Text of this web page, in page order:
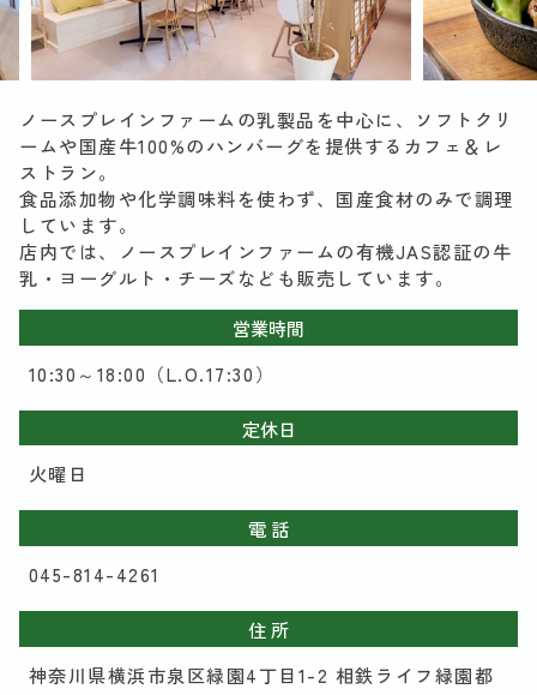
ノースプレインファームの乳製品を中心に、ソフトクリ
ームや国産牛100%のハンバーグを提供するカフェ＆レ
ストラン。
食品添加物や化学調味料を使わず、国産食材のみで調理
しています。
店内では、ノースプレインファームの有機JAS認証の牛
乳・ヨーグルト・チーズなども販売しています。
営業時間
10:30～18:00（L.O.17:30）
定休日
火曜日
電 話
045-814-4261
住 所
神奈川県横浜市泉区緑園4丁目1-2 相鉄ライフ緑園都